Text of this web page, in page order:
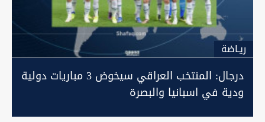
ريـاضة
درجال: المنتخب العراقي سيخوض 3 مباريات دولية
ودية في اسبانيا والبصرة